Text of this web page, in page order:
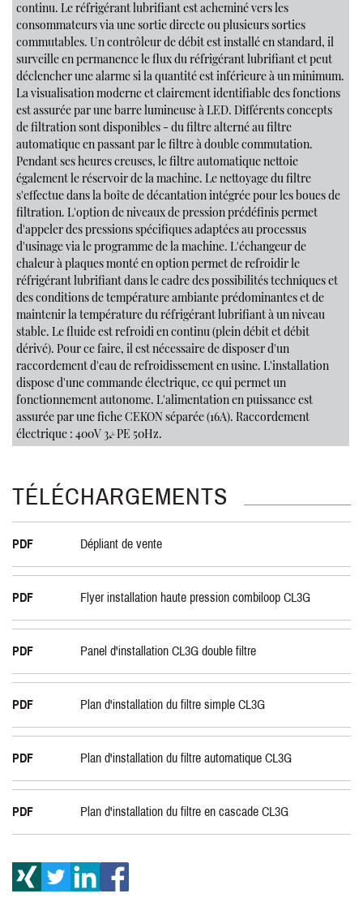
continu. Le réfrigérant lubrifiant est acheminé vers les
consommateurs via une sortie directe ou plusieurs sorties
commutables. Un contrôleur de débit est installé en standard, il
surveille en permanence le flux du réfrigérant lubrifiant et peut
déclencher une alarme si la quantité est inférieure à un minimum.
La visualisation moderne et clairement identifiable des fonctions
est assurée par une barre lumineuse à LED. Différents concepts
de filtration sont disponibles - du filtre alterné au filtre
automatique en passant par le filtre à double commutation.
Pendant ses heures creuses, le filtre automatique nettoie
également le réservoir de la machine. Le nettoyage du filtre
s'effectue dans la boîte de décantation intégrée pour les boues de
filtration. L'option de niveaux de pression prédéfinis permet
d'appeler des pressions spécifiques adaptées au processus
d'usinage via le programme de la machine. L'échangeur de
chaleur à plaques monté en option permet de refroidir le
réfrigérant lubrifiant dans le cadre des possibilités techniques et
des conditions de température ambiante prédominantes et de
maintenir la température du réfrigérant lubrifiant à un niveau
stable. Le fluide est refroidi en continu (plein débit et débit
dérivé). Pour ce faire, il est nécessaire de disposer d'un
raccordement d'eau de refroidissement en usine. L'installation
dispose d'une commande électrique, ce qui permet un
fonctionnement autonome. L'alimentation en puissance est
assurée par une fiche CEKON séparée (16A). Raccordement
électrique : 400V 3~/PE 50Hz.
TÉLÉCHARGEMENTS
PDF Dépliant de vente
PDF Flyer installation haute pression combiloop CL3G
PDF Panel d'installation CL3G double filtre
PDF Plan d'installation du filtre simple CL3G
PDF Plan d'installation du filtre automatique CL3G
PDF Plan d'installation du filtre en cascade CL3G